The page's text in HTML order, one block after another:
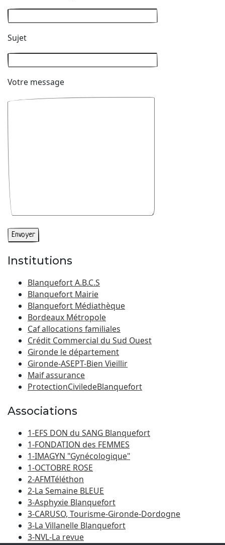
Sujet
Votre message
Institutions
Blanquefort A.B.C.S
Blanquefort Mairie
Blanquefort Médiathèque
Bordeaux Métropole
Caf allocations familiales
Crédit Commercial du Sud Ouest
Gironde le département
Gironde-ASEPT-Bien Vieillir
Maif assurance
ProtectionCiviledeBlanquefort
Associations
1-EFS DON du SANG Blanquefort
1-FONDATION des FEMMES
1-IMAGYN "Gynécologique"
1-OCTOBRE ROSE
2-AFMTéléthon
2-La Semaine BLEUE
3-Asphyxie Blanquefort
3-CARUSO, Tourisme-Gironde-Dordogne
3-La Villanelle Blanquefort
3-NVL-La revue